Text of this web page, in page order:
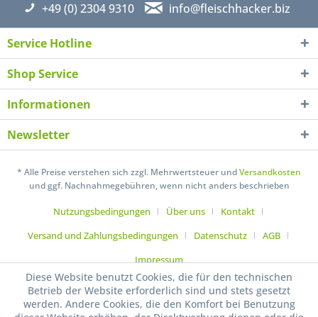
+49 (0) 2304 9310 info@fleischhacker.biz
Service Hotline
Shop Service
Informationen
Newsletter
* Alle Preise verstehen sich zzgl. Mehrwertsteuer undVersandkosten
und ggf. Nachnahmegebühren, wenn nicht anders beschrieben
Nutzungsbedingungen Über uns
Kontakt
Versand und Zahlungsbedingungen
Datenschutz
AGB
Impressum
Diese Website benutzt Cookies, die für den technischen
Betrieb der Website erforderlich sind und stets gesetzt
werden. Andere Cookies, die den Komfort bei Benutzung